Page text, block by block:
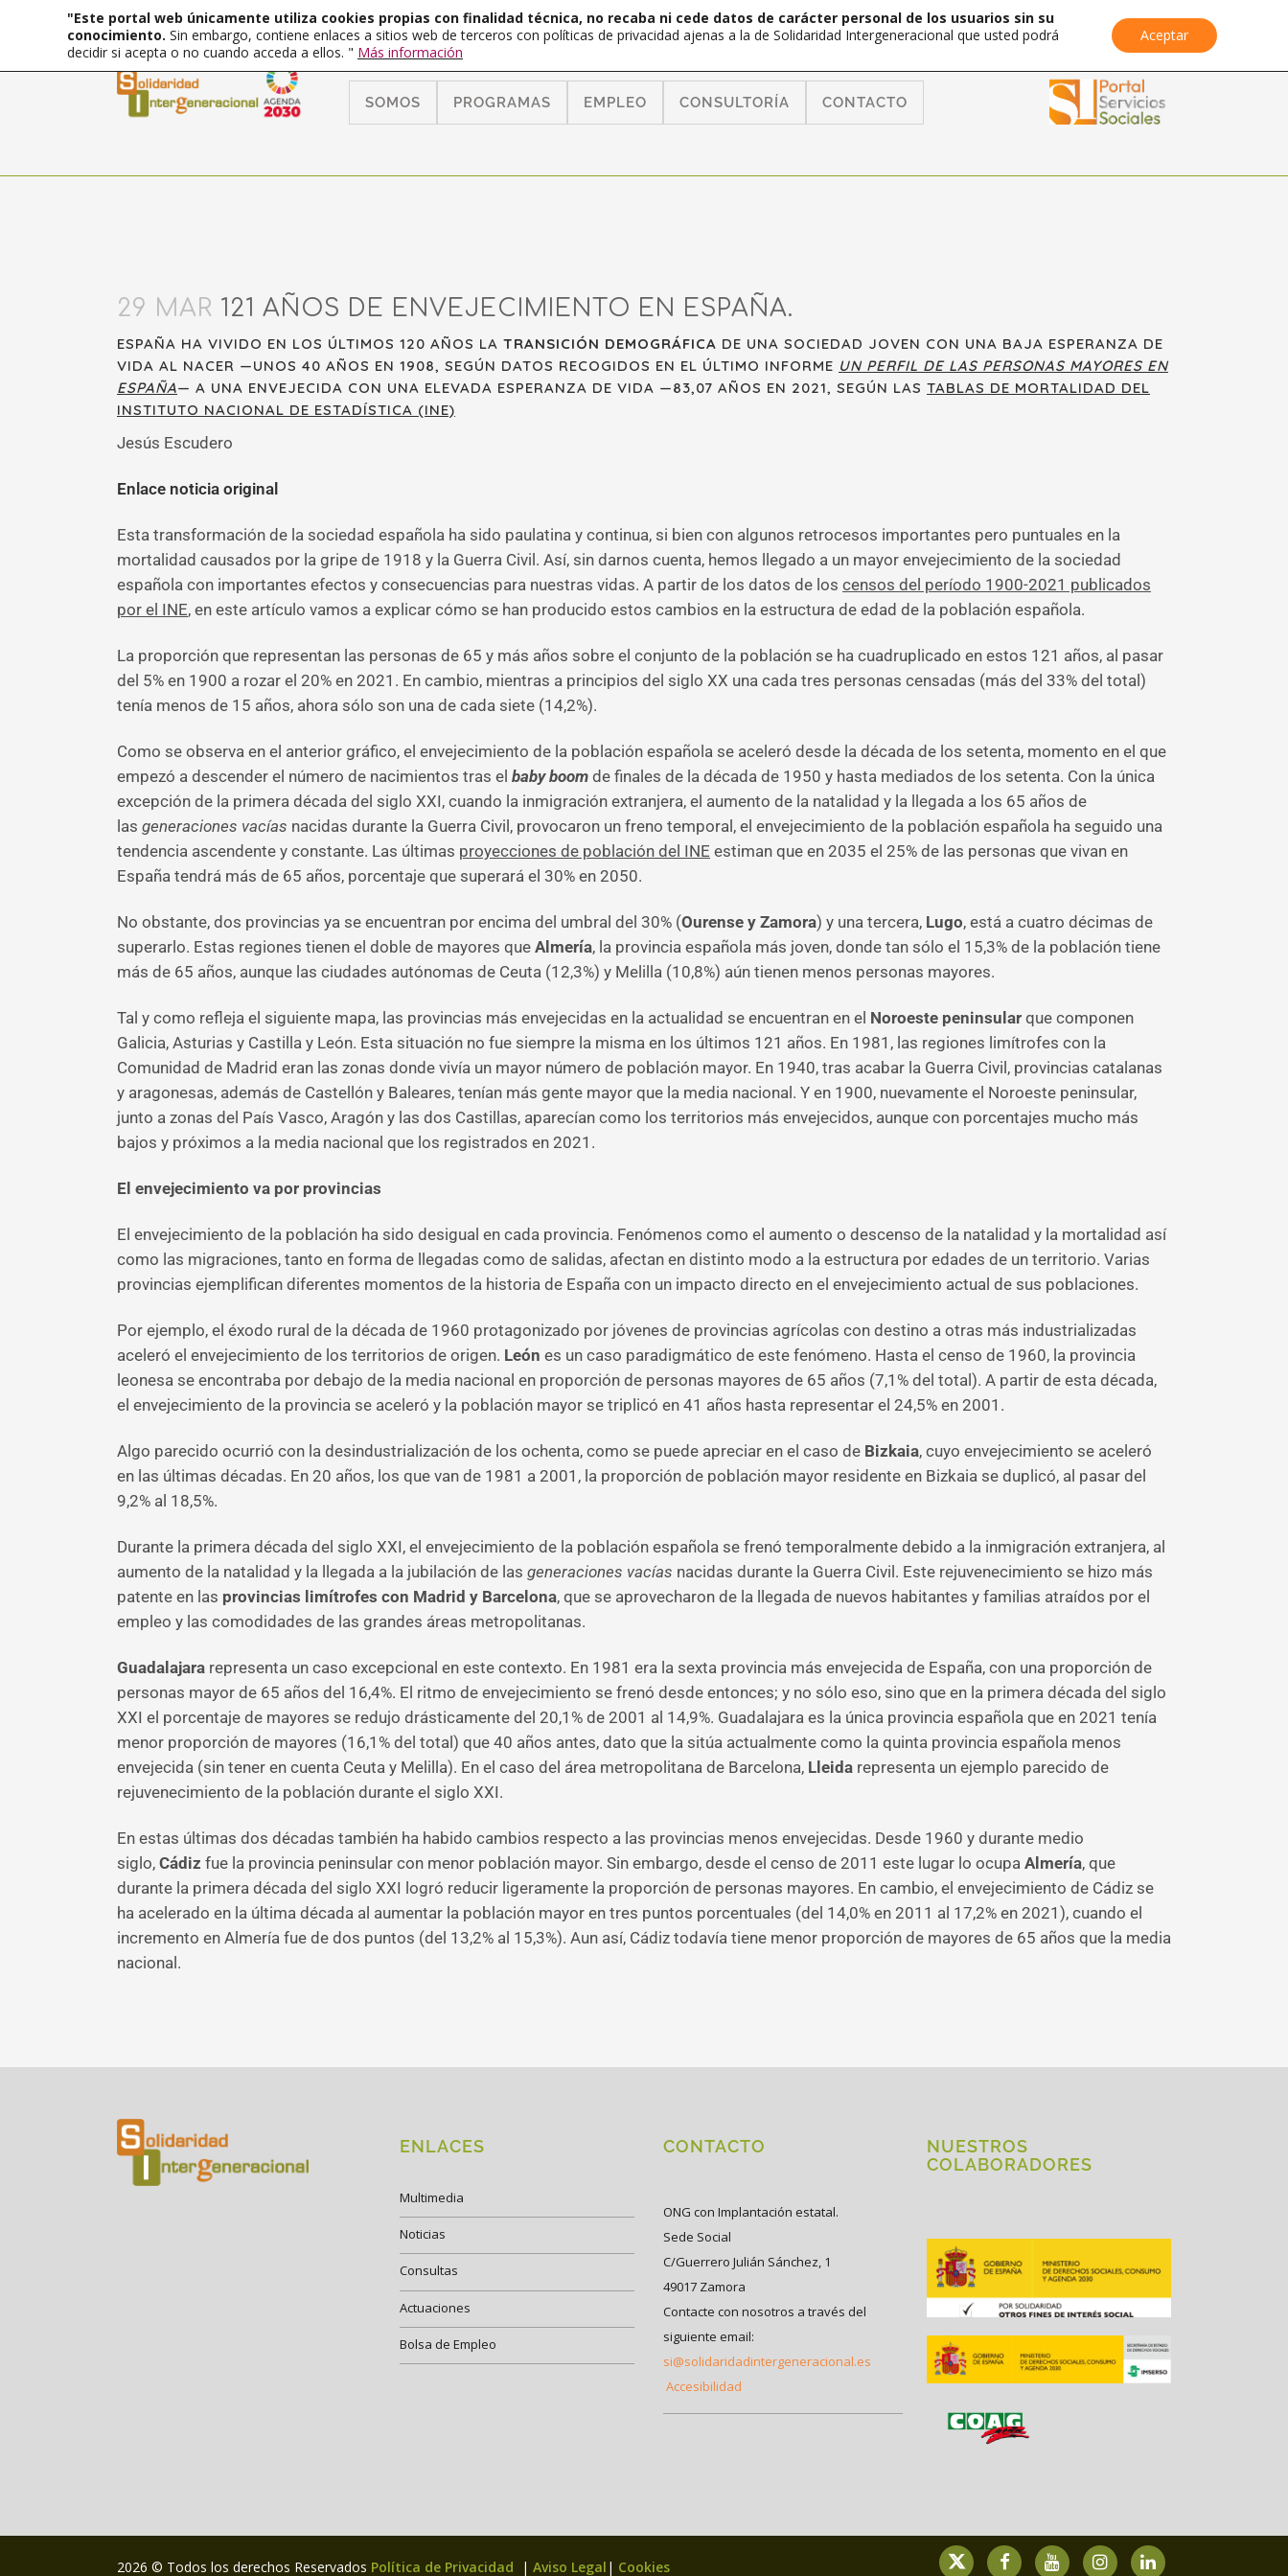
SOMOS PROGRAMAS EMPLEO CONSULTORÍA CONTACTO
29 MAR 121 AÑOS DE ENVEJECIMIENTO EN ESPAÑA.
ESPAÑA HA VIVIDO EN LOS ÚLTIMOS 120 AÑOS LA TRANSICIÓN DEMOGRÁFICA DE UNA SOCIEDAD JOVEN CON UNA BAJA ESPERANZA DE
VIDA AL NACER —UNOS 40 AÑOS EN 1908, SEGÚN DATOS RECOGIDOS EN EL ÚLTIMO INFORME UN PERFIL DE LAS PERSONAS MAYORES EN
ESPAÑA— A UNA ENVEJECIDA CON UNA ELEVADA ESPERANZA DE VIDA —83,07 AÑOS EN 2021, SEGÚN LAS TABLAS DE MORTALIDAD DEL
INSTITUTO NACIONAL DE ESTADÍSTICA (INE)
Jesús Escudero
Enlace noticia original
Esta transformación de la sociedad española ha sido paulatina y continua, si bien con algunos retrocesos importantes pero puntuales en la
mortalidad causados por la gripe de 1918 y la Guerra Civil. Así, sin darnos cuenta, hemos llegado a un mayor envejecimiento de la sociedad
española con importantes efectos y consecuencias para nuestras vidas. A partir de los datos de los censos del período 1900-2021 publicados
por el INE, en este artículo vamos a explicar cómo se han producido estos cambios en la estructura de edad de la población española.
La proporción que representan las personas de 65 y más años sobre el conjunto de la población se ha cuadruplicado en estos 121 años, al pasar
del 5% en 1900 a rozar el 20% en 2021. En cambio, mientras a principios del siglo XX una cada tres personas censadas (más del 33% del total)
tenía menos de 15 años, ahora sólo son una de cada siete (14,2%).
Como se observa en el anterior gráfico, el envejecimiento de la población española se aceleró desde la década de los setenta, momento en el que
empezó a descender el número de nacimientos tras el baby boom de finales de la década de 1950 y hasta mediados de los setenta. Con la única
excepción de la primera década del siglo XXI, cuando la inmigración extranjera, el aumento de la natalidad y la llegada a los 65 años de
las generaciones vacías nacidas durante la Guerra Civil, provocaron un freno temporal, el envejecimiento de la población española ha seguido una
tendencia ascendente y constante. Las últimas proyecciones de población del INE estiman que en 2035 el 25% de las personas que vivan en
España tendrá más de 65 años, porcentaje que superará el 30% en 2050.
No obstante, dos provincias ya se encuentran por encima del umbral del 30% (Ourense y Zamora) y una tercera, Lugo, está a cuatro décimas de
superarlo. Estas regiones tienen el doble de mayores que Almería, la provincia española más joven, donde tan sólo el 15,3% de la población tiene
más de 65 años, aunque las ciudades autónomas de Ceuta (12,3%) y Melilla (10,8%) aún tienen menos personas mayores.
Tal y como refleja el siguiente mapa, las provincias más envejecidas en la actualidad se encuentran en el Noroeste peninsular que componen
Galicia, Asturias y Castilla y León. Esta situación no fue siempre la misma en los últimos 121 años. En 1981, las regiones limítrofes con la
Comunidad de Madrid eran las zonas donde vivía un mayor número de población mayor. En 1940, tras acabar la Guerra Civil, provincias catalanas
y aragonesas, además de Castellón y Baleares, tenían más gente mayor que la media nacional. Y en 1900, nuevamente el Noroeste peninsular,
junto a zonas del País Vasco, Aragón y las dos Castillas, aparecían como los territorios más envejecidos, aunque con porcentajes mucho más
bajos y próximos a la media nacional que los registrados en 2021.
El envejecimiento va por provincias
El envejecimiento de la población ha sido desigual en cada provincia. Fenómenos como el aumento o descenso de la natalidad y la mortalidad así
como las migraciones, tanto en forma de llegadas como de salidas, afectan en distinto modo a la estructura por edades de un territorio. Varias
provincias ejemplifican diferentes momentos de la historia de España con un impacto directo en el envejecimiento actual de sus poblaciones.
Por ejemplo, el éxodo rural de la década de 1960 protagonizado por jóvenes de provincias agrícolas con destino a otras más industrializadas
aceleró el envejecimiento de los territorios de origen. León es un caso paradigmático de este fenómeno. Hasta el censo de 1960, la provincia
leonesa se encontraba por debajo de la media nacional en proporción de personas mayores de 65 años (7,1% del total). A partir de esta década,
el envejecimiento de la provincia se aceleró y la población mayor se triplicó en 41 años hasta representar el 24,5% en 2001.
Algo parecido ocurrió con la desindustrialización de los ochenta, como se puede apreciar en el caso de Bizkaia, cuyo envejecimiento se aceleró
en las últimas décadas. En 20 años, los que van de 1981 a 2001, la proporción de población mayor residente en Bizkaia se duplicó, al pasar del
9,2% al 18,5%.
Durante la primera década del siglo XXI, el envejecimiento de la población española se frenó temporalmente debido a la inmigración extranjera, al
aumento de la natalidad y la llegada a la jubilación de las generaciones vacías nacidas durante la Guerra Civil. Este rejuvenecimiento se hizo más
patente en las provincias limítrofes con Madrid y Barcelona, que se aprovecharon de la llegada de nuevos habitantes y familias atraídos por el
empleo y las comodidades de las grandes áreas metropolitanas.
Guadalajara representa un caso excepcional en este contexto. En 1981 era la sexta provincia más envejecida de España, con una proporción de
personas mayor de 65 años del 16,4%. El ritmo de envejecimiento se frenó desde entonces; y no sólo eso, sino que en la primera década del siglo
XXI el porcentaje de mayores se redujo drásticamente del 20,1% de 2001 al 14,9%. Guadalajara es la única provincia española que en 2021 tenía
menor proporción de mayores (16,1% del total) que 40 años antes, dato que la sitúa actualmente como la quinta provincia española menos
envejecida (sin tener en cuenta Ceuta y Melilla). En el caso del área metropolitana de Barcelona, Lleida representa un ejemplo parecido de
rejuvenecimiento de la población durante el siglo XXI.
En estas últimas dos décadas también ha habido cambios respecto a las provincias menos envejecidas. Desde 1960 y durante medio
siglo, Cádiz fue la provincia peninsular con menor población mayor. Sin embargo, desde el censo de 2011 este lugar lo ocupa Almería, que
durante la primera década del siglo XXI logró reducir ligeramente la proporción de personas mayores. En cambio, el envejecimiento de Cádiz se
ha acelerado en la última década al aumentar la población mayor en tres puntos porcentuales (del 14,0% en 2011 al 17,2% en 2021), cuando el
incremento en Almería fue de dos puntos (del 13,2% al 15,3%). Aun así, Cádiz todavía tiene menor proporción de mayores de 65 años que la media
nacional.
ENLACES
Multimedia
Noticias
Consultas
Actuaciones
Bolsa de Empleo
CONTACTO
ONG con Implantación estatal.
Sede Social
C/Guerrero Julián Sánchez, 1
49017 Zamora
Contacte con nosotros a través del
siguiente email:
si@solidaridadintergeneracional.es
Accesibilidad
NUESTROS
COLABORADORES
2026 © Todos los derechos Reservados Política de Privacidad | Aviso Legal | Cookies
"Este portal web únicamente utiliza cookies propias con finalidad técnica, no recaba ni cede datos de carácter personal de los usuarios sin su
conocimiento. Sin embargo, contiene enlaces a sitios web de terceros con políticas de privacidad ajenas a la de Solidaridad Intergeneracional que usted podrá
decidir si acepta o no cuando acceda a ellos. " Más información
Aceptar